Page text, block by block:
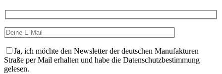
Ja, ich möchte den Newsletter der deutschen Manufakturen
Straße per Mail erhalten und habe die Datenschutzbestimmung
gelesen.